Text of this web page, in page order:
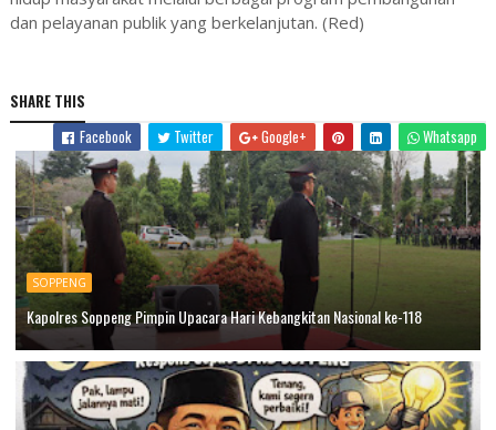
dan pelayanan publik yang berkelanjutan. (Red)
SHARE THIS
Facebook
Twitter Google+ Whatsapp
SOPPENG
Kapolres Soppeng Pimpin Upacara Hari Kebangkitan Nasional ke-118